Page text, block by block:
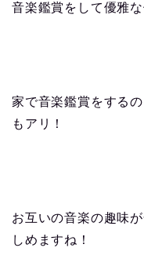
音楽鑑賞をして優雅
家で音楽鑑賞をする
もアリ！
お互いの音楽の趣味
しめますね！